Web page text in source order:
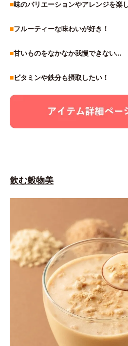
■味のバリエーションやアレンジを楽
■フルーティーな味わいが好き！
■甘いものをなかなか我慢できない…
■ビタミンや鉄分も摂取したい！
飲む穀物美